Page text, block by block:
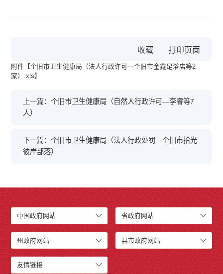
收藏
附件【个旧市卫生健康局（法人行政许可—个旧市金鑫足浴店等2
家）.xls】
上一篇：个旧市卫生健康局（自然人行政许可—李睿等7
人）
下一篇：个旧市卫生健康局（法人行政处罚—个旧市拾光
彼岸部落）
中国政府网站 省政府网站
州政府网站 县市政府网站
友情链接